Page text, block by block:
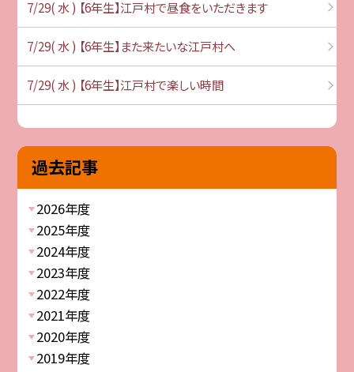
7/29( 水 ) 【6年生】江戸村で昼食をいただきます
7/29( 水 ) 【6年生】また来たいな江戸村へ
7/29( 水 ) 【6年生】江戸村で楽しい時間
過去記事
2026年度
2025年度
2024年度
2023年度
2022年度
2021年度
2020年度
2019年度